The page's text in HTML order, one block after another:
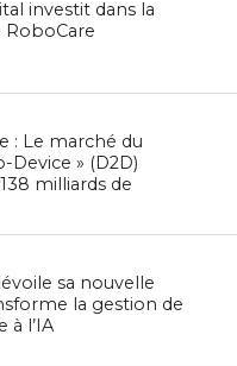
investit dans la
: Le marché du
Device » (D2D)
milliards de
sa nouvelle
la gestion de
à l’IA